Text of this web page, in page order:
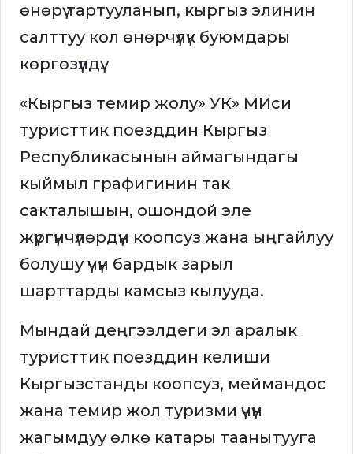
өнөрү тартууланып, кыргыз элинин
салттуу кол өнөрчүлүк буюмдары
көргөзүлдү.
«Кыргыз темир жолу» УК» МИси
туристтик поезддин Кыргыз
Республикасынын аймагындагы
кыймыл графигинин так
сакталышын, ошондой эле
жүргүнчүлөрдүн коопсуз жана ыңгайлуу
болушу үчүн бардык зарыл
шарттарды камсыз кылууда.
Мындай деңгээлдеги эл аралык
туристтик поезддин келиши
Кыргызстанды коопсуз, меймандос
жана темир жол туризми үчүн
жагымдуу өлкө катары таанытууга